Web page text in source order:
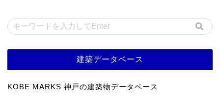
建築データベース
KOBE MARKS 神戸の建築物データベース